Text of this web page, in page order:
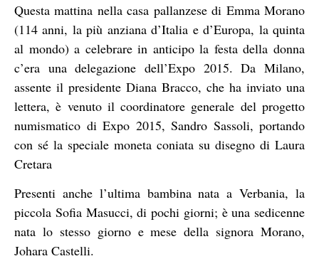
Questa mattina nella casa pallanzese di Emma Morano
(114 anni, la più anziana d’Italia e d’Europa, la quinta
al mondo) a celebrare in anticipo la festa della donna
c’era una delegazione dell’Expo 2015. Da Milano,
assente il presidente Diana Bracco, che ha inviato una
lettera, è venuto il coordinatore generale del progetto
numismatico di Expo 2015, Sandro Sassoli, portando
con sé la speciale moneta coniata su disegno di Laura
Cretara
Presenti anche l’ultima bambina nata a Verbania, la
piccola Sofia Masucci, di pochi giorni; è una sedicenne
nata lo stesso giorno e mese della signora Morano,
Johara Castelli.